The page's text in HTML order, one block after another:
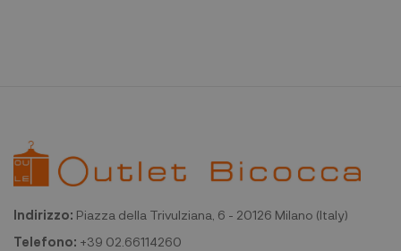
Indirizzo: Piazza della Trivulziana, 6 - 20126 Milano (Italy)
Telefono: +39 02.66114260